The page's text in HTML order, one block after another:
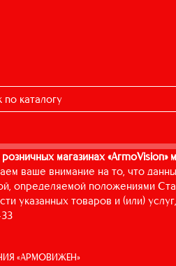
магазинах «ArmoVision»
ваше внимание на то, что
определяемой положениями
указанных товаров и (или)
«АРМОВИЖЕН»